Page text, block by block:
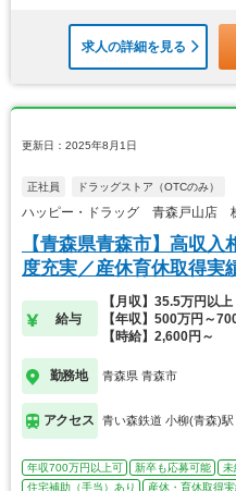
求人の詳細を見る
更新日：2025年8月1日
正社員 ドラッグストア（OTCのみ）
ハッピー・ドラッグ 青森戸山店
【青森県青森市】高収
度充実／産休育休取得
給与
【月収】35.5万円以上
【年収】500万円～
【時給】2,600円～
勤務地 青森県 青森市
アクセス 青い森鉄道 小柳(青森)駅
年収700万円以上可 新卒も応募可能 未
住宅補助（手当）あり
産休・育休取得実